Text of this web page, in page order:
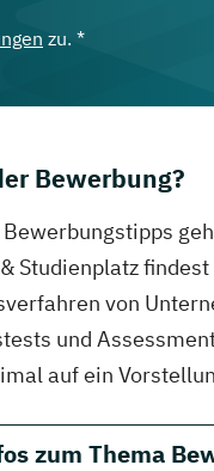
zu. *
Bewerbung?
Studienplatz
von
und
auf ein
zum Thema